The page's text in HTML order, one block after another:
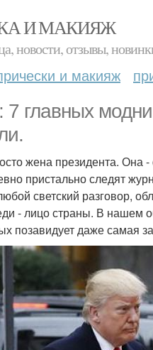
И МАКИЯЖ
новости, отзывы,
и макияж
7 главных
жена президента. Она
пристально следят
светский разговор,
- лицо страны. В нашем
позавидует даже самая